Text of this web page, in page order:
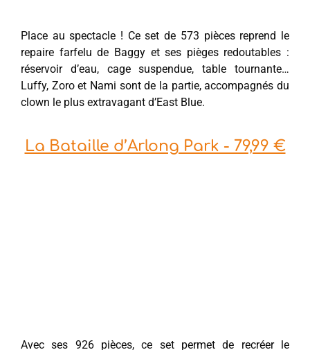
Place au spectacle ! Ce set de 573 pièces reprend le
repaire farfelu de Baggy et ses pièges redoutables :
réservoir d’eau, cage suspendue, table tournante…
Luffy, Zoro et Nami sont de la partie, accompagnés du
clown le plus extravagant d’East Blue.
La Bataille d’Arlong Park - 79,99 €
Avec ses 926 pièces, ce set permet de recréer le